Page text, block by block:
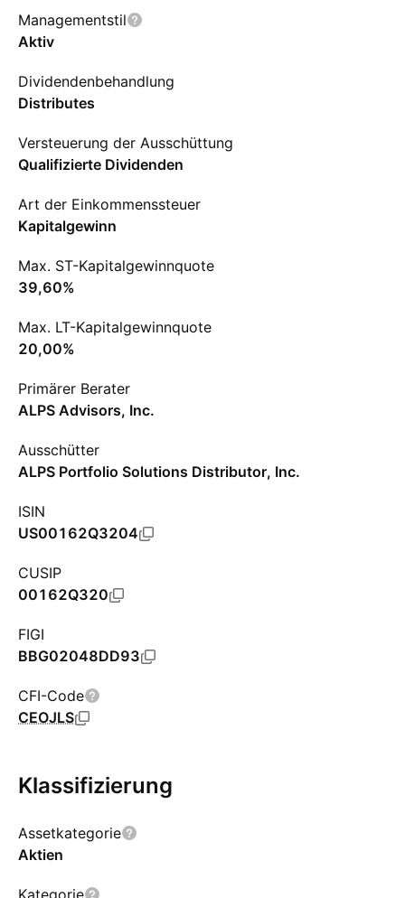
Managementstil
Aktiv
Dividendenbehandlung
Distributes
Versteuerung der Ausschüttung
Qualifizierte Dividenden
Art der Einkommenssteuer
Kapitalgewinn
Max. ST-Kapitalgewinnquote
39,60%
Max. LT-Kapitalgewinnquote
20,00%
Primärer Berater
ALPS Advisors, Inc.
Ausschütter
ALPS Portfolio Solutions Distributor, Inc.
ISIN
US00162Q3204
CUSIP
00162Q320
FIGI
BBG02048DD93
CFI-Code
CEOJLS
Klassifizierung
Assetkategorie
Aktien
Kategorie